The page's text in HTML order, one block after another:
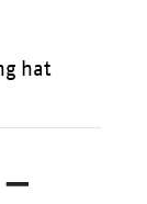
hat